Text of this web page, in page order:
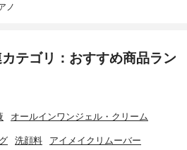
ノ
テゴリ：おすすめ商品ラン
オールインワンジェル・クリーム
洗顔料 アイメイクリムーバー